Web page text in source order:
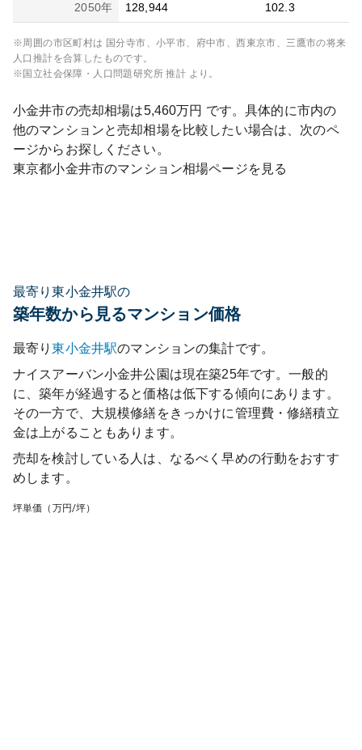
2050年 128,944 102.3
※周囲の市区町村は 国分寺市、小平市、府中市、西東京市、三鷹市の将来
人口推計を合算したものです。
※国立社会保障・人口問題研究所 推計 より。
小金井市の売却相場は5,460万円 です。具体的に市内の
他のマンションと売却相場を比較したい場合は、次のペ
ージからお探しください。
東京都小金井市のマンション相場ページを見る
最寄り東小金井駅の
築年数から見るマンション価格
最寄り東小金井駅のマンションの集計です。
ナイスアーバン小金井公園 は現在築25年です。一般的
に、築年が経過すると価格は低下する傾向にあります。
その一方で、大規模修繕をきっかけに管理費・修繕積立
金は上がることもあります。
売却を検討している人は、なるべく早めの行動をおすす
めします。
坪単価（万円/坪）